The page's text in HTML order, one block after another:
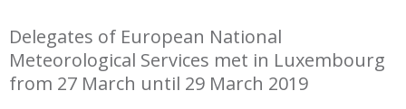
Delegates of European National
Meteorological Services met in Luxembourg
from 27 March until 29 March 2019